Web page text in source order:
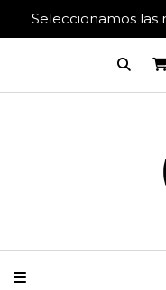
Seleccionamos las